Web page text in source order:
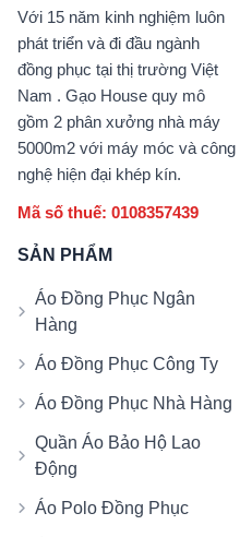
Với 15 năm kinh nghiệm luôn
phát triển và đi đầu ngành
đồng phục tại thị trường Việt
Nam . Gạo House quy mô
gồm 2 phân xưởng nhà máy
5000m2 với máy móc và công
nghệ hiện đại khép kín.
Mã số thuế: 0108357439
SẢN PHẨM
Áo Đồng Phục Ngân
Hàng
Áo Đồng Phục Công Ty
Áo Đồng Phục Nhà Hàng
Quần Áo Bảo Hộ Lao
Động
Áo Polo Đồng Phục